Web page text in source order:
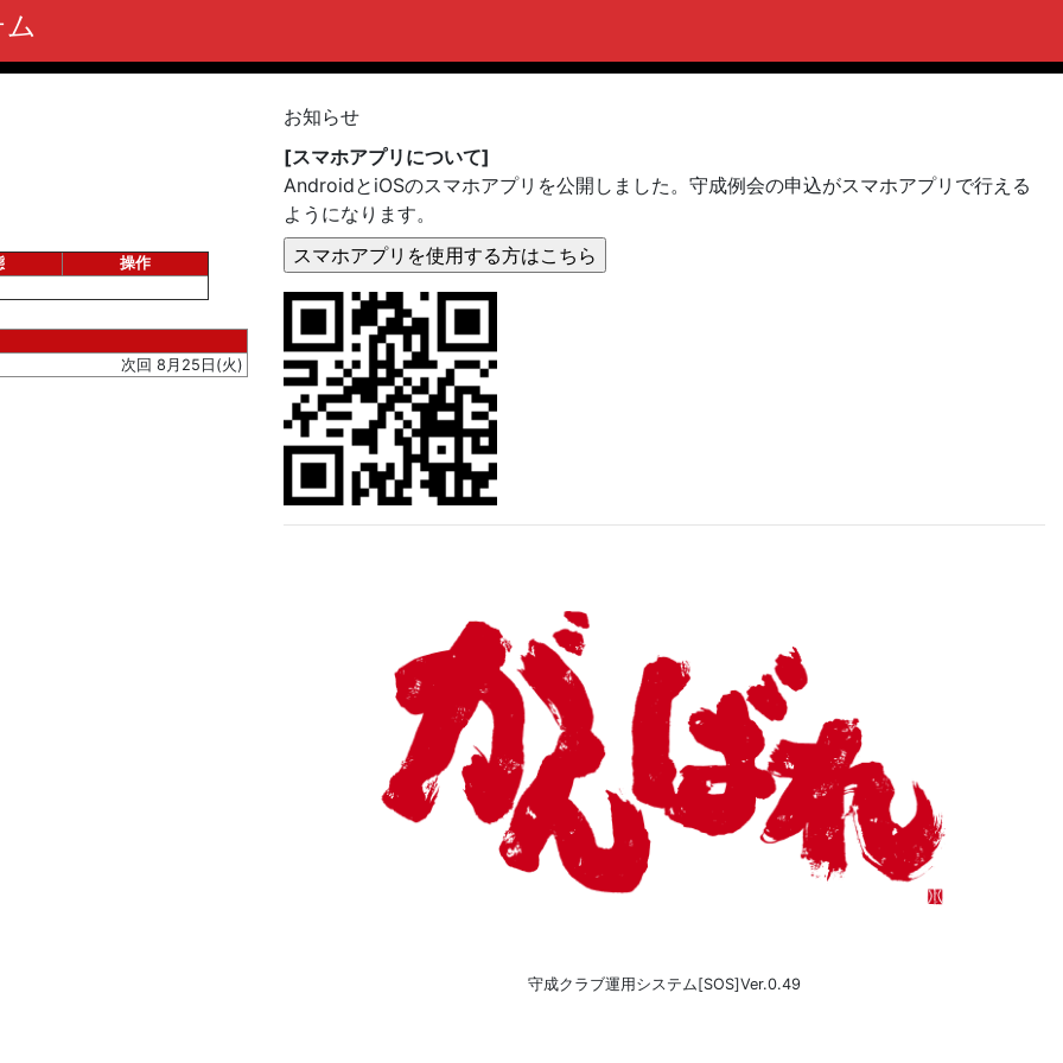
操作
次回 8月25日(火)
お知らせ
[スマホアプリについて]
AndroidとiOSのスマホアプリを公開しました。守成例会の申込がスマホアプリで行える
ようになります。
守成クラブ運用システム[SOS]Ver.0.49